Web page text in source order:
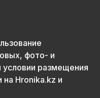
фото- и
условии размещения
на Hronika.kz и